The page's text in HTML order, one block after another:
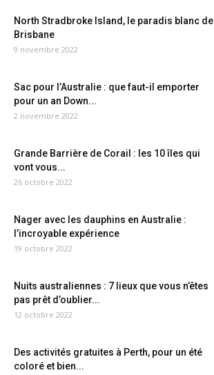
North Stradbroke Island, le paradis blanc de
Brisbane
9 novembre 2022
Sac pour l’Australie : que faut-il emporter
pour un an Down...
2 novembre 2022
Grande Barrière de Corail : les 10 îles qui
vont vous...
26 octobre 2022
Nager avec les dauphins en Australie :
l’incroyable expérience
19 octobre 2022
Nuits australiennes : 7 lieux que vous n’êtes
pas prêt d’oublier...
12 octobre 2022
Des activités gratuites à Perth, pour un été
coloré et bien...